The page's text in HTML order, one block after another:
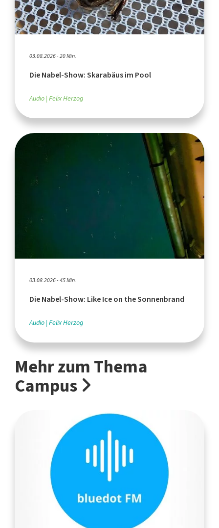
03.08.2026 - 20 Min.
Die Nabel-Show: Skarabäus im Pool
Audio Felix Herzog
03.08.2026 - 45 Min.
Die Nabel-Show: Like Ice on the Sonnenbrand
Audio Felix Herzog
Mehr zum Thema
Campus